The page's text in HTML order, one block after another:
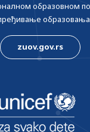
образовном
zuov.gov.rs